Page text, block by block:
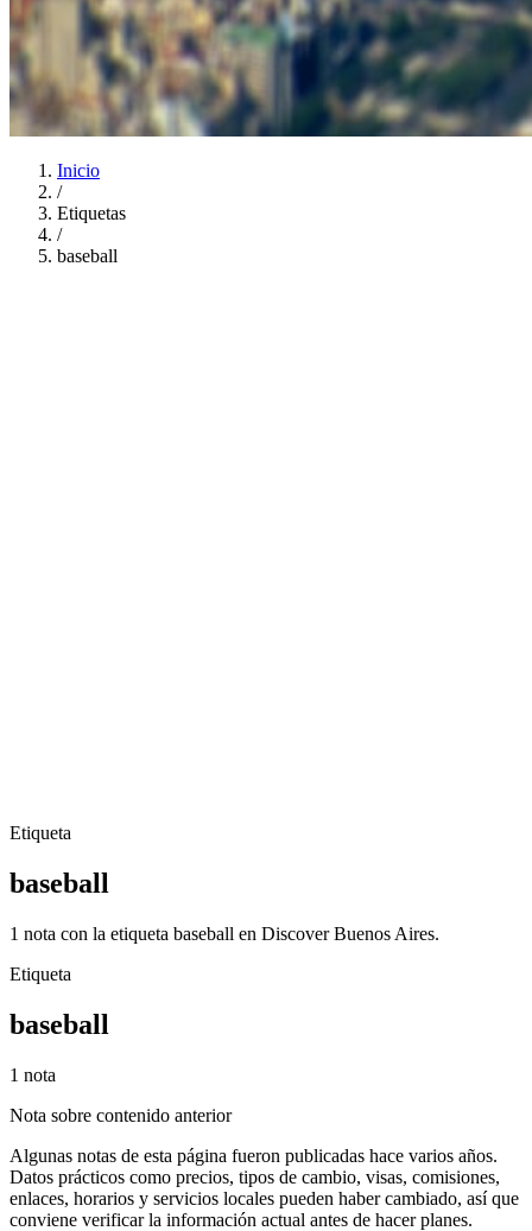
Inicio
/
Etiquetas
/
baseball
Etiqueta
baseball
1 nota con la etiqueta baseball en Discover Buenos Aires.
Etiqueta
baseball
1 nota
Nota sobre contenido anterior
Algunas notas de esta página fueron publicadas hace varios años.
Datos prácticos como precios, tipos de cambio, visas, comisiones,
enlaces, horarios y servicios locales pueden haber cambiado, así que
conviene verificar la información actual antes de hacer planes.